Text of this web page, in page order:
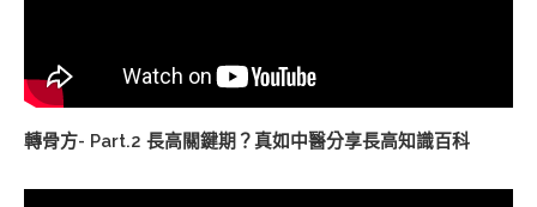
轉骨方- Part.2 長高關鍵期？真如中醫分享長高知識百科